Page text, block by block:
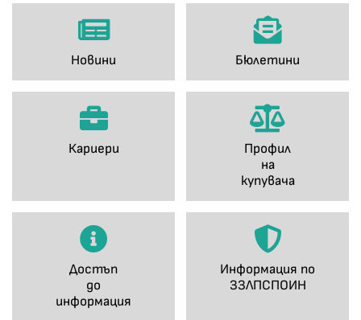
Новини Бюлетини
Кариери
Профил
на
купувача
Достъп
до
информация
Информация по
ЗЗЛПСПОИН